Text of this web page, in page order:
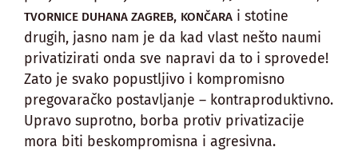
TVORNICE DUHANA ZAGREB, KONČARA i stotine
drugih, jasno nam je da kad vlast nešto naumi
privatizirati onda sve napravi da to i sprovede!
Zato je svako popustljivo i kompromisno
pregovaračko postavljanje – kontraproduktivno.
Upravo suprotno, borba protiv privatizacije
mora biti beskompromisna i agresivna.